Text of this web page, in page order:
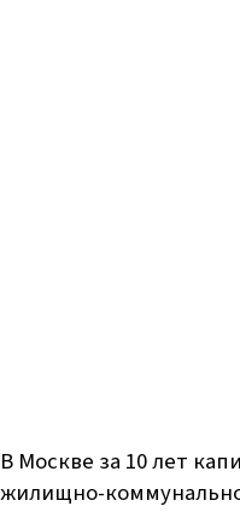
В Москве за 10 лет
жилищно-